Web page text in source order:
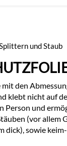
und Staub
den
klebt nicht auf
Person und
(vor allem
dick), sowie